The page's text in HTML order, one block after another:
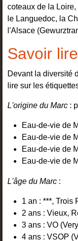
coteaux de la
le Languedoc, la
l'Alsace
Savoir
Devant la diversité
lire sur les
L'origine du Marc :
Eau-de-vie de
Eau-de-vie de
Eau-de-vie de
Eau-de-vie de
L'âge du Marc :
1 an : ***, Trois
2 ans : Vieux,
3 ans : VO
4 ans : VSOP